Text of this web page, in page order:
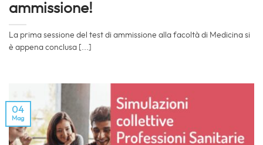
ammissione!
La prima sessione del test di ammissione alla facoltà di Medicina si
è appena conclusa [...]
04
Mag